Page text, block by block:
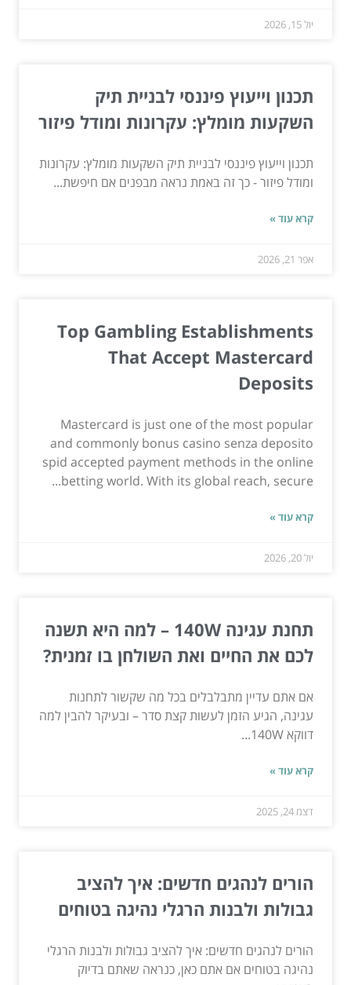
יול 15, 2026
תכנון וייעוץ פיננסי לבניית תיק
השקעות מומלץ: עקרונות ומודל פיזור
תכנון וייעוץ פיננסי לבניית תיק השקעות מומלץ: עקרונות
ומודל פיזור - כך זה באמת נראה מבפנים אם חיפשת...
קרא עוד »
אפר 21, 2026
Top Gambling Establishments
That Accept Mastercard
Deposits
Mastercard is just one of the most popular
and commonly bonus casino senza deposito
spid accepted payment methods in the online
betting world. With its global reach, secure...
קרא עוד »
יול 20, 2026
תחנת עגינה 140W – למה היא תשנה
לכם את החיים ואת השולחן בו זמנית?
אם אתם עדיין מתבלבלים בכל מה שקשור לתחנות
עגינה, הגיע הזמן לעשות קצת סדר – ובעיקר להבין למה
דווקא 140W...
קרא עוד »
דצמ 24, 2025
הורים לנהגים חדשים: איך להציב
גבולות ולבנות הרגלי נהיגה בטוחים
הורים לנהגים חדשים: איך להציב גבולות ולבנות הרגלי
נהיגה בטוחים אם אתם כאן, כנראה שאתם בדיוק